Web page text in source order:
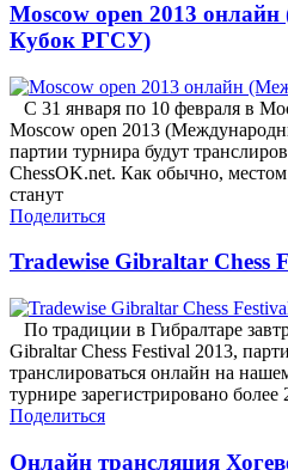
Moscow open 2013
Кубок РГСУ)
С 31 января по 10 февраля в
Moscow open 2013
партии турнира будут
ChessOK.net. Как обычно,
станут
Поделиться
Tradewise Gibraltar Chess
По традиции в Гибралтаре
Gibraltar Chess Festival 2013,
транслироваться онлайн на
турнире зарегистрировано более
Поделиться
Онлайн трансляция